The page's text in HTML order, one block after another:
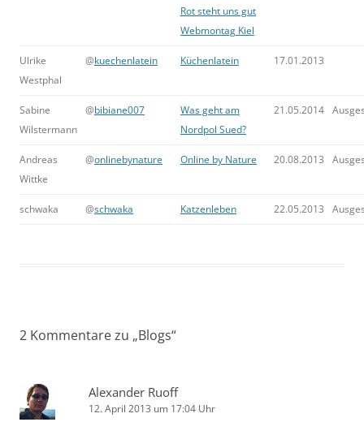
Rot steht uns gut
Webmontag Kiel
Ulrike
Westphal
@kuechenlatein Küchenlatein 17.01.2013
Sabine
Wilstermann
@bibiane007
Was geht am
Nordpol Sued?
21.05.2014
Andreas
Wittke
@onlinebynature Online by Nature 20.08.2013
schwaka @schwaka Katzenleben 22.05.2013
2 Kommentare zu „Blogs“
Alexander Ruoff
12. April 2013 um 17:04 Uhr